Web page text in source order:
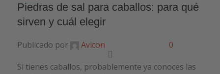
Piedras de sal para caballos: para qué
sirven y cuál elegir
Publicado por Avicon 0
Si tienes caballos, probablemente ya conoces las